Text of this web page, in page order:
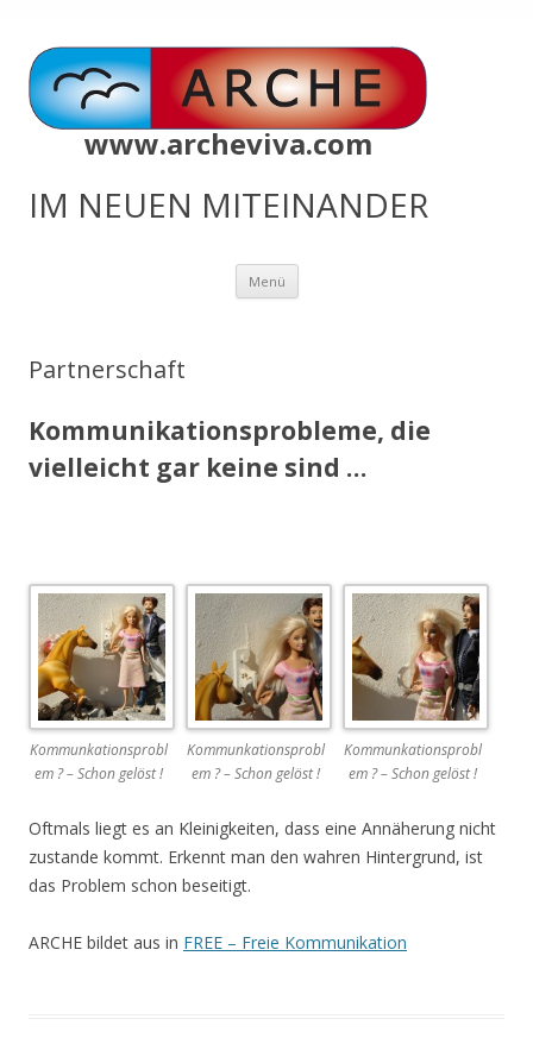
www.archeviva.com
IM NEUEN MITEINANDER
Menü Zum
springen
Partnerschaft
Kommunikationsprobleme, die
vielleicht gar keine sind …
Kommunkationsprobl
em ? – Schon gelöst !
Kommunkationsprobl
em ? – Schon gelöst !
Kommunkationsprobl
em ? – Schon gelöst !
Oftmals liegt es an Kleinigkeiten, dass eine Annäherung nicht
zustande kommt. Erkennt man den wahren Hintergrund, ist
das Problem schon beseitigt.
ARCHE bildet aus in FREE – Freie Kommunikation